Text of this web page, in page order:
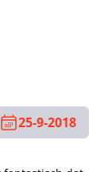
25-9-2018